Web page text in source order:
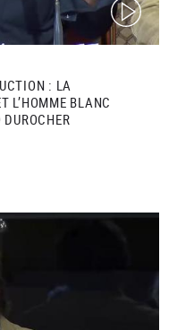
: LA
L’HOMME BLANC